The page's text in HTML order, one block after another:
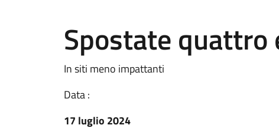
Spostate quattro
In siti meno impattanti
Data :
17 luglio 2024